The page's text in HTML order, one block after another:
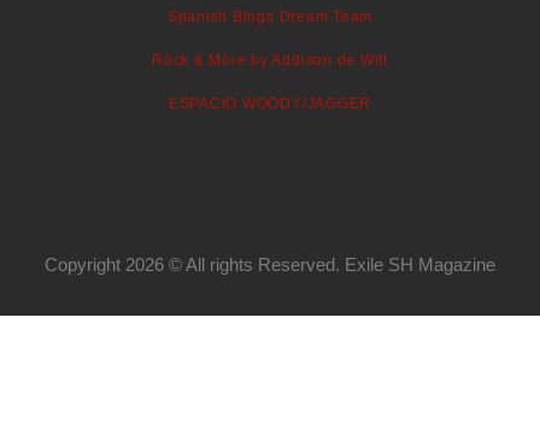
Spanish Blogs Dream Team
Rock & More by Addison de Witt
ESPACIO WOODY/JAGGER
Copyright 2026 © All rights Reserved. Exile SH Magazine